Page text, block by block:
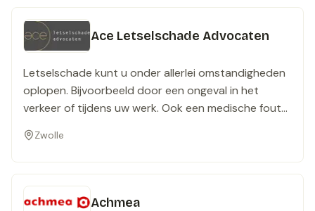
staat voorop. Abma Schreurs Notarissen zet zich
op alle rechtsgebieden voor u in. Dat doen wij vanuit
verschillende secties. Door deze manier van werken
specialistische kennis opgebouwd, en houden wij die
op het vereiste hoge peil. Wij zijn er dan ook graag
voor u en uw bedrijf. Of het nu gaat om het zo snel
mogelijk uit de wereld helpen van een lastig
Ace Letselschade Advocaten
Letselschade kunt u onder allerlei omstandigheden
oplopen. Bijvoorbeeld door een ongeval in het
verkeer of tijdens uw werk. Ook een medische fout
Letselschade Advocaten is in letselschade
gespecialiseerd en staat u bij met raad en daad.
Zodat u krijgt waar u recht op heeft.
Zwolle
Achmea